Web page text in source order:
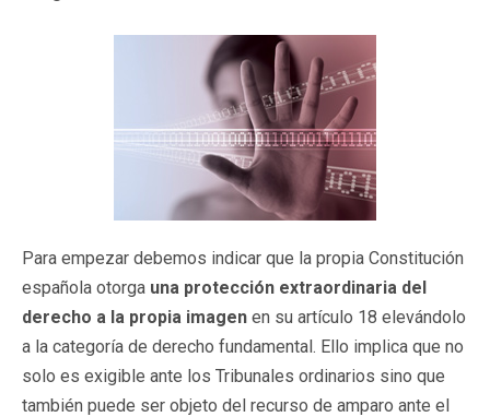
Para empezar debemos indicar que la propia Constitución
española otorga una protección extraordinaria del
derecho a la propia imagen en su artículo 18 elevándolo
a la categoría de derecho fundamental. Ello implica que no
solo es exigible ante los Tribunales ordinarios sino que
también puede ser objeto del recurso de amparo ante el